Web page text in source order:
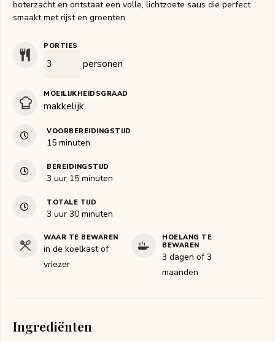
boterzacht en ontstaat een volle, lichtzoete saus die perfect
smaakt met rijst en groenten.
PORTIES
personen
MOEILIJKHEIDSGRAAD
makkelijk
VOORBEREIDINGSTIJD
15minuten
minuten
BEREIDINGSTIJD
3 uur
uur 15minuten
minuten
TOTALE TIJD
3 uur
uur 30minuten
minuten
WAAR TE BEWAREN
in de koelkast of
vriezer
HOELANG TE
BEWAREN
3 dagen of 3
maanden
Ingrediënten